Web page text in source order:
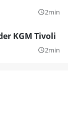
query_builder2min
KGM Tivoli
query_builder2min